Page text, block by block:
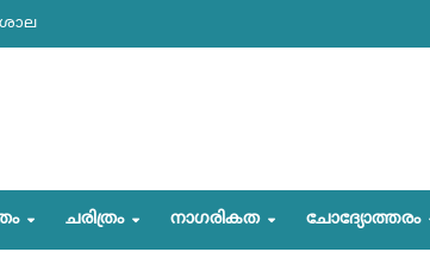
ചരിത്രം നാഗരികത ചോദ്യോത്തരം